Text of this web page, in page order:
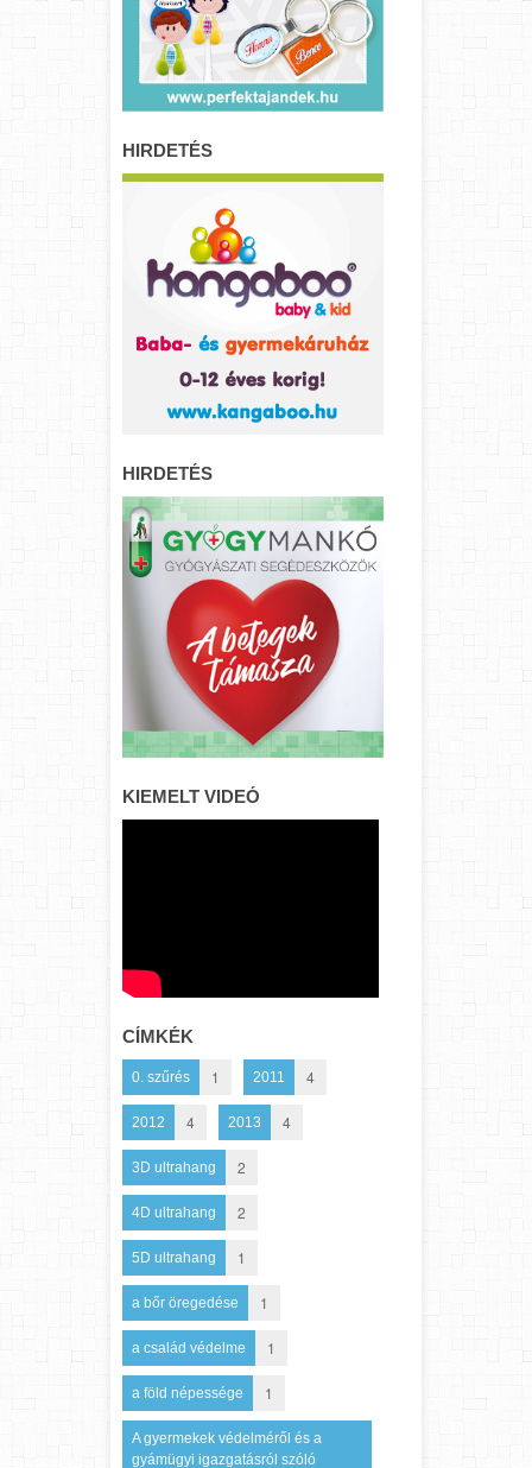
HIRDETÉS
HIRDETÉS
KIEMELT VIDEÓ
CÍMKÉK
0. szűrés 1 2011 4
2012 4 2013 4
3D ultrahang 2
4D ultrahang 2
5D ultrahang 1
a bőr öregedése 1
a család védelme 1
a föld népessége 1
A gyermekek védelméről és a
gyámügyi igazgatásról szóló